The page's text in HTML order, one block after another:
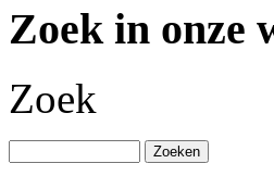
Zoek in onze
Zoek